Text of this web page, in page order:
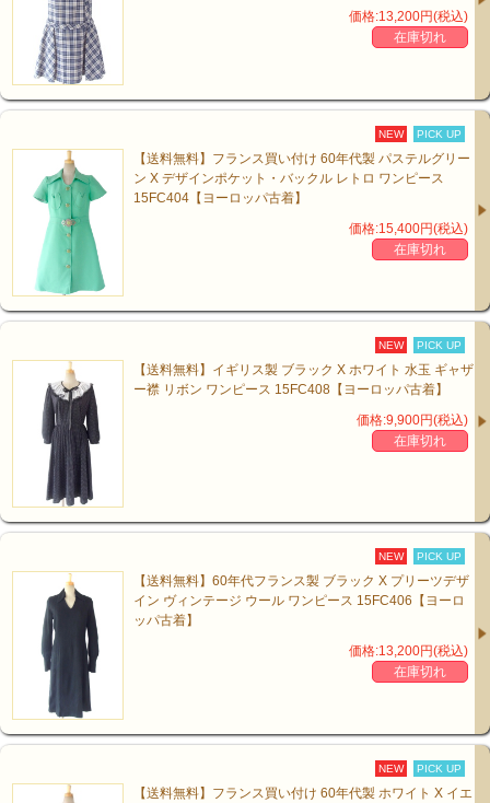
価格:13,200円(税込)
在庫切れ
NEW PICK UP
【送料無料】フランス買い付け 60年代製 パステルグリー
ン X デザインポケット・バックル レトロ ワンピース
15FC404【ヨーロッパ古着】
価格:15,400円(税込)
在庫切れ
NEW PICK UP
【送料無料】イギリス製 ブラック X ホワイト 水玉 ギャザ
ー襟 リボン ワンピース 15FC408【ヨーロッパ古着】
価格:9,900円(税込)
在庫切れ
NEW PICK UP
【送料無料】60年代フランス製 ブラック X プリーツデザ
イン ヴィンテージ ウール ワンピース 15FC406【ヨーロ
ッパ古着】
価格:13,200円(税込)
在庫切れ
NEW PICK UP
【送料無料】フランス買い付け 60年代製 ホワイト X イエ